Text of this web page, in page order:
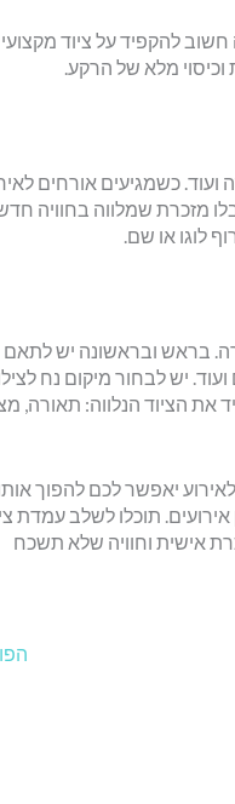
חשוב להקפיד על ציוד
מלא של הרקע.
כשמגיעים אורחים
מזכרת שמלווה בחוויה
לוגו או שם.
בראש ובראשונה יש לתאם
יש לבחור מיקום נח
את הציוד הנלווה: תאורה,
יאפשר לכם להפוך
תוכלו לשלב עמדת
אישית וחוויה שלא תשכח